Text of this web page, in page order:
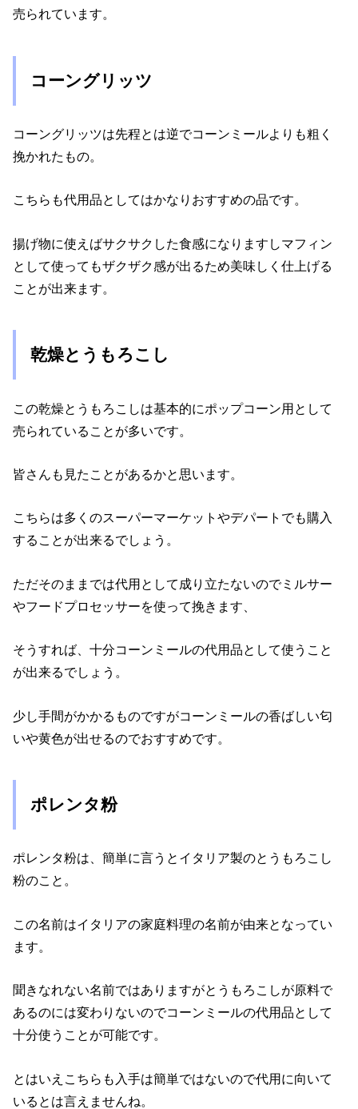
売られています。
コーングリッツ
コーングリッツは先程とは逆でコーンミールよりも粗く
挽かれたもの。
こちらも代用品としてはかなりおすすめの品です。
揚げ物に使えばサクサクした食感になりますしマフィン
として使ってもザクザク感が出るため美味しく仕上げる
ことが出来ます。
乾燥とうもろこし
この乾燥とうもろこしは基本的にポップコーン用として
売られていることが多いです。
皆さんも見たことがあるかと思います。
こちらは多くのスーパーマーケットやデパートでも購入
することが出来るでしょう。
ただそのままでは代用として成り立たないのでミルサー
やフードプロセッサーを使って挽きます、
そうすれば、十分コーンミールの代用品として使うこと
が出来るでしょう。
少し手間がかかるものですがコーンミールの香ばしい匂
いや黄色が出せるのでおすすめです。
ポレンタ粉
ポレンタ粉は、簡単に言うとイタリア製のとうもろこし
粉のこと。
この名前はイタリアの家庭料理の名前が由来となってい
ます。
聞きなれない名前ではありますがとうもろこしが原料で
あるのには変わりないのでコーンミールの代用品として
十分使うことが可能です。
とはいえこちらも入手は簡単ではないので代用に向いて
いるとは言えませんね。